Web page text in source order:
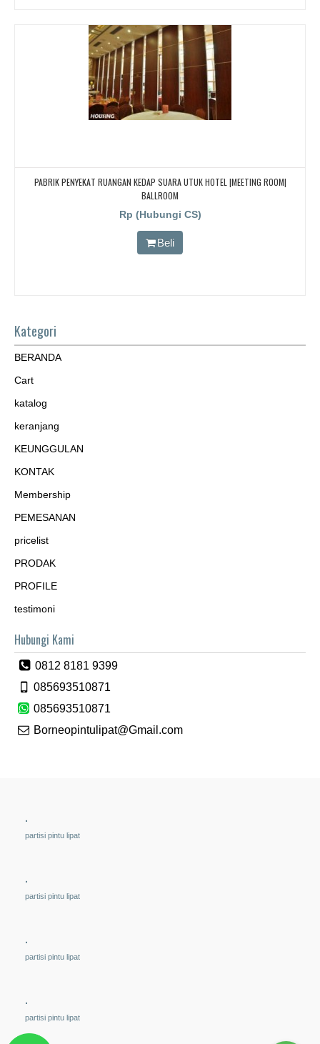
PABRIK PENYEKAT RUANGAN KEDAP SUARA UTUK HOTEL |MEETING ROOM|
BALLROOM
Rp (Hubungi CS)
Beli
Kategori
BERANDA
Cart
katalog
keranjang
KEUNGGULAN
KONTAK
Membership
PEMESANAN
pricelist
PRODAK
PROFILE
testimoni
Hubungi Kami
0812 8181 9399
085693510871
085693510871
Borneopintulipat@Gmail.com
.
partisi pintu lipat
.
partisi pintu lipat
.
partisi pintu lipat
.
partisi pintu lipat